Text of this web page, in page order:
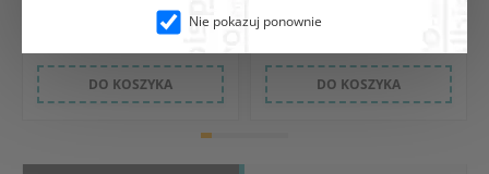
Nie pokazuj ponownie
DO KOSZYKA DO KOSZYKA